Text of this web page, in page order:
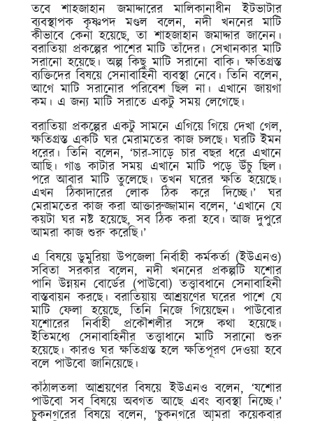
তবে শাহজাহান জমাদ্দারের মালিকানাধীন ইটভাটার
ব্যবস্থাপক কৃষ্ণপদ মণ্ডল বলেন, নদী খননের মাটি
কীভাবে কেনা হয়েছে, তা শাহজাহান জমাদ্দার জানেন।
বরাতিয়া প্রকল্পের পাশের মাটি তাঁদের। সেখানকার মাটি
সরানো হয়েছে। অল্প কিছু মাটি সরানো বাকি। ক্ষতিগ্রস্ত
ব্যক্তিদের বিষয়ে সেনাবাহিনী ব্যবস্থা নেবে। তিনি বলেন,
আগে মাটি সরানোর পরিবেশ ছিল না। এখানে জায়গা
কম। এ জন্য মাটি সরাতে একটু সময় লেগেছে।
বরাতিয়া প্রকল্পের একটু সামনে এগিয়ে গিয়ে দেখা গেল,
ক্ষতিগ্রস্ত একটি ঘর মেরামতের কাজ চলছে। ঘরটি ইমন
ধরের। তিনি বলেন, ‘চার-সাড়ে চার বছর ধরে এখানে
আছি। গাঙ কাটার সময় এখানে মাটি পড়ে উঁচু ছিল।
পরে আবার মাটি তুলেছে। তখন ঘরের ক্ষতি হয়েছে।
এখন ঠিকাদারের লোক ঠিক করে দিচ্ছে।’ ঘর
মেরামতের কাজ করা আক্তারুজ্জামান বলেন, ‘এখানে যে
কয়টা ঘর নষ্ট হয়েছে, সব ঠিক করা হবে। আজ দুপুরে
আমরা কাজ শুরু করেছি।’
এ বিষয়ে ডুমুরিয়া উপজেলা নির্বাহী কর্মকর্তা (ইউএনও)
সবিতা সরকার বলেন, নদী খননের প্রকল্পটি যশোর
পানি উন্নয়ন বোর্ডের (পাউবো) তত্ত্বাবধানে সেনাবাহিনী
বাস্তবায়ন করছে। বরাতিয়ায় আশ্রয়ণের ঘরের পাশে যে
মাটি ফেলা হয়েছে, তিনি নিজে গিয়েছেন। পাউবোর
যশোরের নির্বাহী প্রকৌশলীর সঙ্গে কথা হয়েছে।
ইতিমধ্যে সেনাবাহিনীর তত্ত্বাধানে মাটি সরানো শুরু
হয়েছে। কারও ঘর ক্ষতিগ্রস্ত হলে ক্ষতিপূরণ দেওয়া হবে
বলে পাউবো জানিয়েছে।
কাঁঠালতলা আশ্রয়ণের বিষয়ে ইউএনও বলেন, ‘যশোর
পাউবো সব বিষয়ে অবগত আছে এবং ব্যবস্থা নিচ্ছে।’
চুকনগরের বিষয়ে বলেন, ‘চুকনগরে আমরা কয়েকবার